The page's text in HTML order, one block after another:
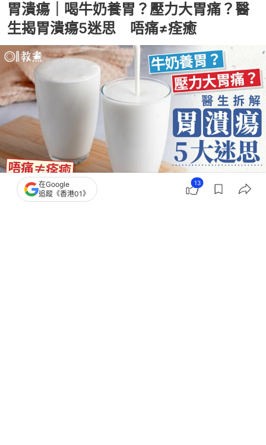
胃潰瘍｜喝牛奶養胃？壓力大胃痛？醫
生揭胃潰瘍5迷思 唔痛≠痊癒
撰文：聯合新聞網
在Google
追蹤《香港01》
13